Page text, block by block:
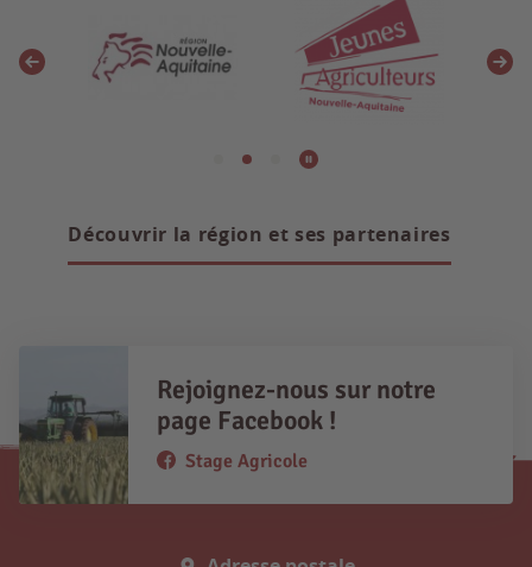
Découvrir la région et ses partenaires
Rejoignez-nous sur notre
page Facebook !
Stage Agricole